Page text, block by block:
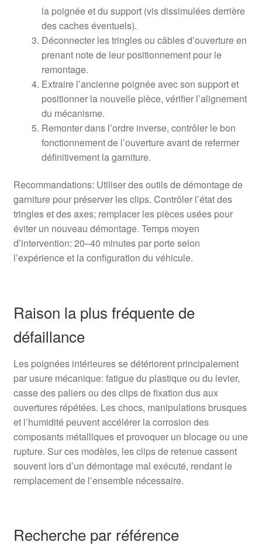
la poignée et du support (vis dissimulées derrière
des caches éventuels).
Déconnecter les tringles ou câbles d’ouverture en
prenant note de leur positionnement pour le
remontage.
Extraire l’ancienne poignée avec son support et
positionner la nouvelle pièce, vérifier l’alignement
du mécanisme.
Remonter dans l’ordre inverse, contrôler le bon
fonctionnement de l’ouverture avant de refermer
définitivement la garniture.
Recommandations: Utiliser des outils de démontage de
garniture pour préserver les clips. Contrôler l’état des
tringles et des axes; remplacer les pièces usées pour
éviter un nouveau démontage. Temps moyen
d’intervention: 20–40 minutes par porte selon
l’expérience et la configuration du véhicule.
Raison la plus fréquente de
défaillance
Les poignées intérieures se détériorent principalement
par usure mécanique: fatigue du plastique ou du levier,
casse des paliers ou des clips de fixation dus aux
ouvertures répétées. Les chocs, manipulations brusques
et l’humidité peuvent accélérer la corrosion des
composants métalliques et provoquer un blocage ou une
rupture. Sur ces modèles, les clips de retenue cassent
souvent lors d’un démontage mal exécuté, rendant le
remplacement de l’ensemble nécessaire.
Recherche par référence